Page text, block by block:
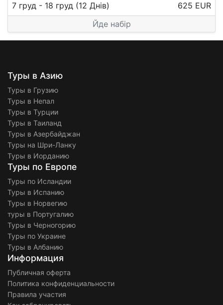
7 груд - 18 груд (12 Днів)
625 EUR
Йде набір
Туры в Азию
Туры в Грузию
Туры в Непал
Туры в Турции
Туры в Таиланд
Туры в Азербайджан
Туры на Шри-Ланку
Туры в Иорданию
Туры по Европе
Туры по Исландии
Туры в Испанию
Туры в Норвегию
туры в Португалию
Туры в Черногорию
Туры по Украине
Туры в Албанию
Информация
Публичная оферта
Политика конфиденциальности
Правила участия